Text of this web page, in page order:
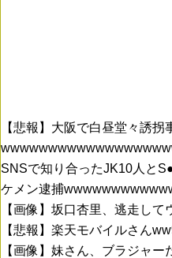
【悲報】大阪で白昼堂々誘拐
SNSで知り合ったJK10人と
ケメン逮捕
【画像】坂口杏里、逃走し
【悲報】楽天モバイルさん
【画像】妹さん、ブラジャ